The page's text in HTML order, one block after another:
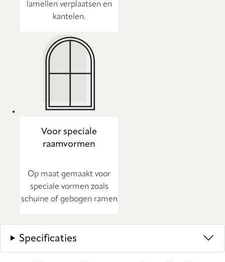
lamellen verplaatsen en
kantelen.
Voor speciale
raamvormen
Op maat gemaakt voor
speciale vormen zoals
schuine of gebogen ramen
Specificaties